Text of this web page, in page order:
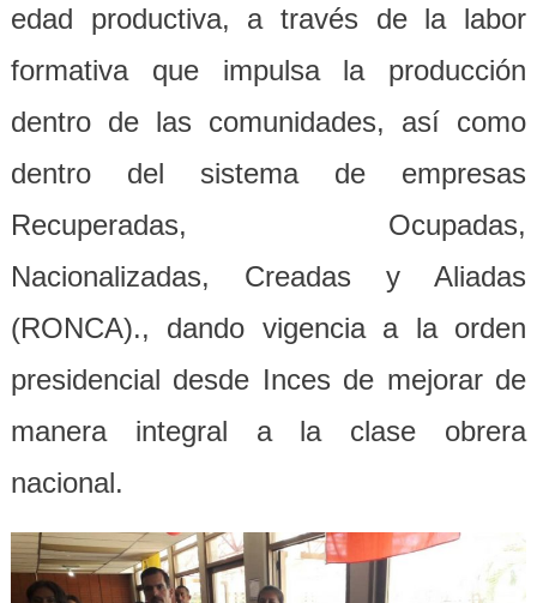
edad productiva, a través de la labor
formativa que impulsa la producción
dentro de las comunidades, así como
dentro del sistema de empresas
Recuperadas, Ocupadas,
Nacionalizadas, Creadas y Aliadas
(RONCA)., dando vigencia a la orden
presidencial desde Inces de mejorar de
manera integral a la clase obrera
nacional.